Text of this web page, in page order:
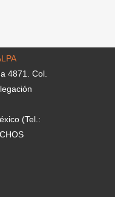
4871. Col.
(Tel.: